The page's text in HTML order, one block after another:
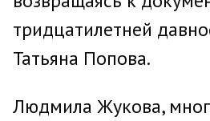
тридцатилетней
Татьяна Попова.
Людмила Жукова,